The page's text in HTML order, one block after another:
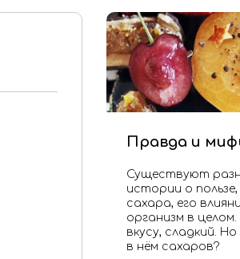
Правда и
Существуют
истории о
сахара, его
организм в
вкусу, сладкий.
в нём сахаров?